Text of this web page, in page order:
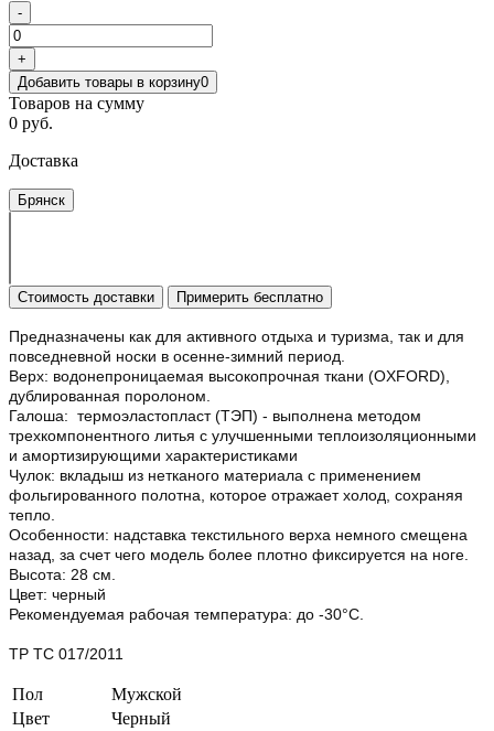
-
+
Добавить товары в корзину0
Товаров на сумму
0 руб.
Доставка
Брянск
Стоимость доставки Примерить бесплатно
Предназначены как для активного отдыха и туризма, так и для
повседневной носки в осенне-зимний период.
Верх: водонепроницаемая высокопрочная ткани (OXFORD),
дублированная поролоном.
Галоша: термоэластопласт (ТЭП) - выполнена методом
трехкомпонентного литья с улучшенными теплоизоляционными
и амортизирующими характеристиками
Чулок: вкладыш из нетканого материала с применением
фольгированного полотна, которое отражает холод, сохраняя
тепло.
Особенности: надставка текстильного верха немного смещена
назад, за счет чего модель более плотно фиксируется на ноге.
Высота: 28 см.
Цвет: черный
Рекомендуемая рабочая температура: до -30°С.
ТР ТС 017/2011
Пол
Мужской
Цвет
Черный